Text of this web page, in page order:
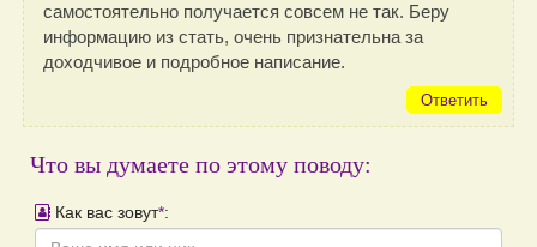
самостоятельно получается совсем не так. Беру
информацию из стать, очень признательна за
доходчивое и подробное написание.
Ответить
Что вы думаете по этому поводу:
Как вас зовут*: